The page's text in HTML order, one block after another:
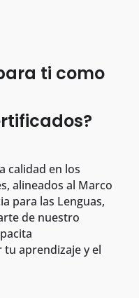
ti como
calidad en los
alineados al Marco
para las Lenguas,
de nuestro
aprendizaje y el